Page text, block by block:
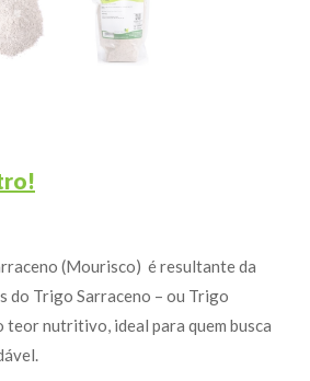
(Mourisco) é resultante da
do Trigo Sarraceno – ou Trigo
nutritivo, ideal para quem busca